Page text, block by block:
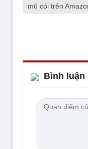
mũ cói trên
Bình luận